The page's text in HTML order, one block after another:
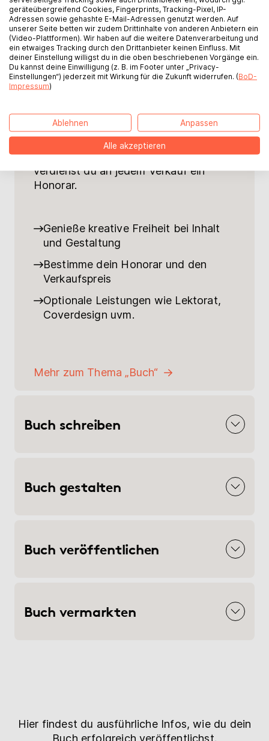
Mit BoD schreibst und veröffentlichst
du dein Buch, genau so wie du es dir
gedrucktes Buch, E-Book oder
Hörbuch in allen bekannten
Buchhandlungen verfügbar – sowohl
online als auch stationär. Außerdem
verdienst du an jedem Verkauf ein
Honorar.
Genieße kreative Freiheit bei Inhalt
und Gestaltung
Bestimme dein Honorar und den
Verkaufspreis
Optionale Leistungen wie Lektorat,
Coverdesign uvm.
Mehr zum Thema „Buch“
Buch schreiben
Buch gestalten
Buch veröffentlichen
Buch vermarkten
Hier findest du ausführliche Infos, wie du dein
Buch erfolgreich veröffentlichst.
geräteübergreifend Cookies, Fingerprints, Tracking-Pixel, IP-
Adressen sowie gehashte E-Mail-Adressen genutzt werden. Auf
unserer Seite betten wir zudem Drittinhalte von anderen Anbietern ein
(Video-Plattformen). Wir haben auf die weitere Datenverarbeitung und
ein etwaiges Tracking durch den Drittanbieter keinen Einfluss. Mit
deiner Einstellung willigst du in die oben beschriebenen Vorgänge ein.
Du kannst deine Einwilligung (z. B. im Footer unter „Privacy-
Einstellungen“) jederzeit mit Wirkung für die Zukunft widerrufen. (BoD-
Impressum)
Ablehnen Anpassen
Alle akzeptieren